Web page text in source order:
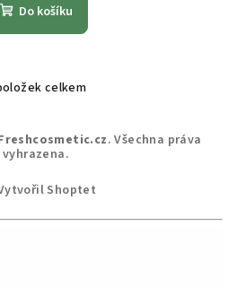
Do košíku
O
l
á
d
a
c
celkem
. Všechna práva
vyhrazena.
Shoptet